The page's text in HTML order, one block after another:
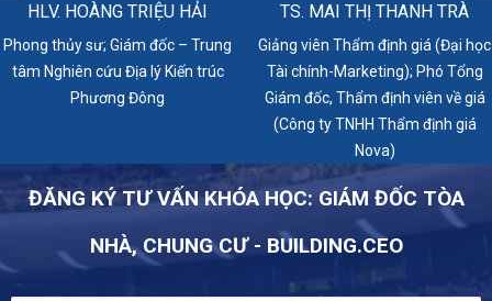
HLV. HOÀNG TRIỆU HẢI
Phong thủy sư; Giám đốc – Trung
tâm Nghiên cứu Địa lý Kiến trúc
Phương Đông
TS. MAI THỊ THANH TRÀ
Giảng viên Thẩm định giá (Đại học
Tài chính-Marketing); Phó Tổng
Giám đốc, Thẩm định viên về giá
(Công ty TNHH Thẩm định giá
Nova)
ĐĂNG KÝ TƯ VẤN KHÓA HỌC: GIÁM ĐỐC TÒA
NHÀ, CHUNG CƯ - BUILDING.CEO